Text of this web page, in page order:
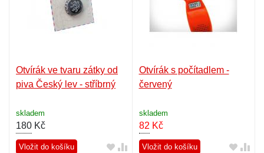
Otvírák ve tvaru zátky od
piva Český lev - stříbrný
skladem
180 Kč
Vložit do košíku
Otvírák s počítadlem -
červený
skladem
82 Kč
Vložit do košíku